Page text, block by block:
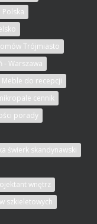
Trójmiasto
- Warszawa
Meble do recepcji
cennik
porady
świerk skandynawski
wnętrz
szkieletowych